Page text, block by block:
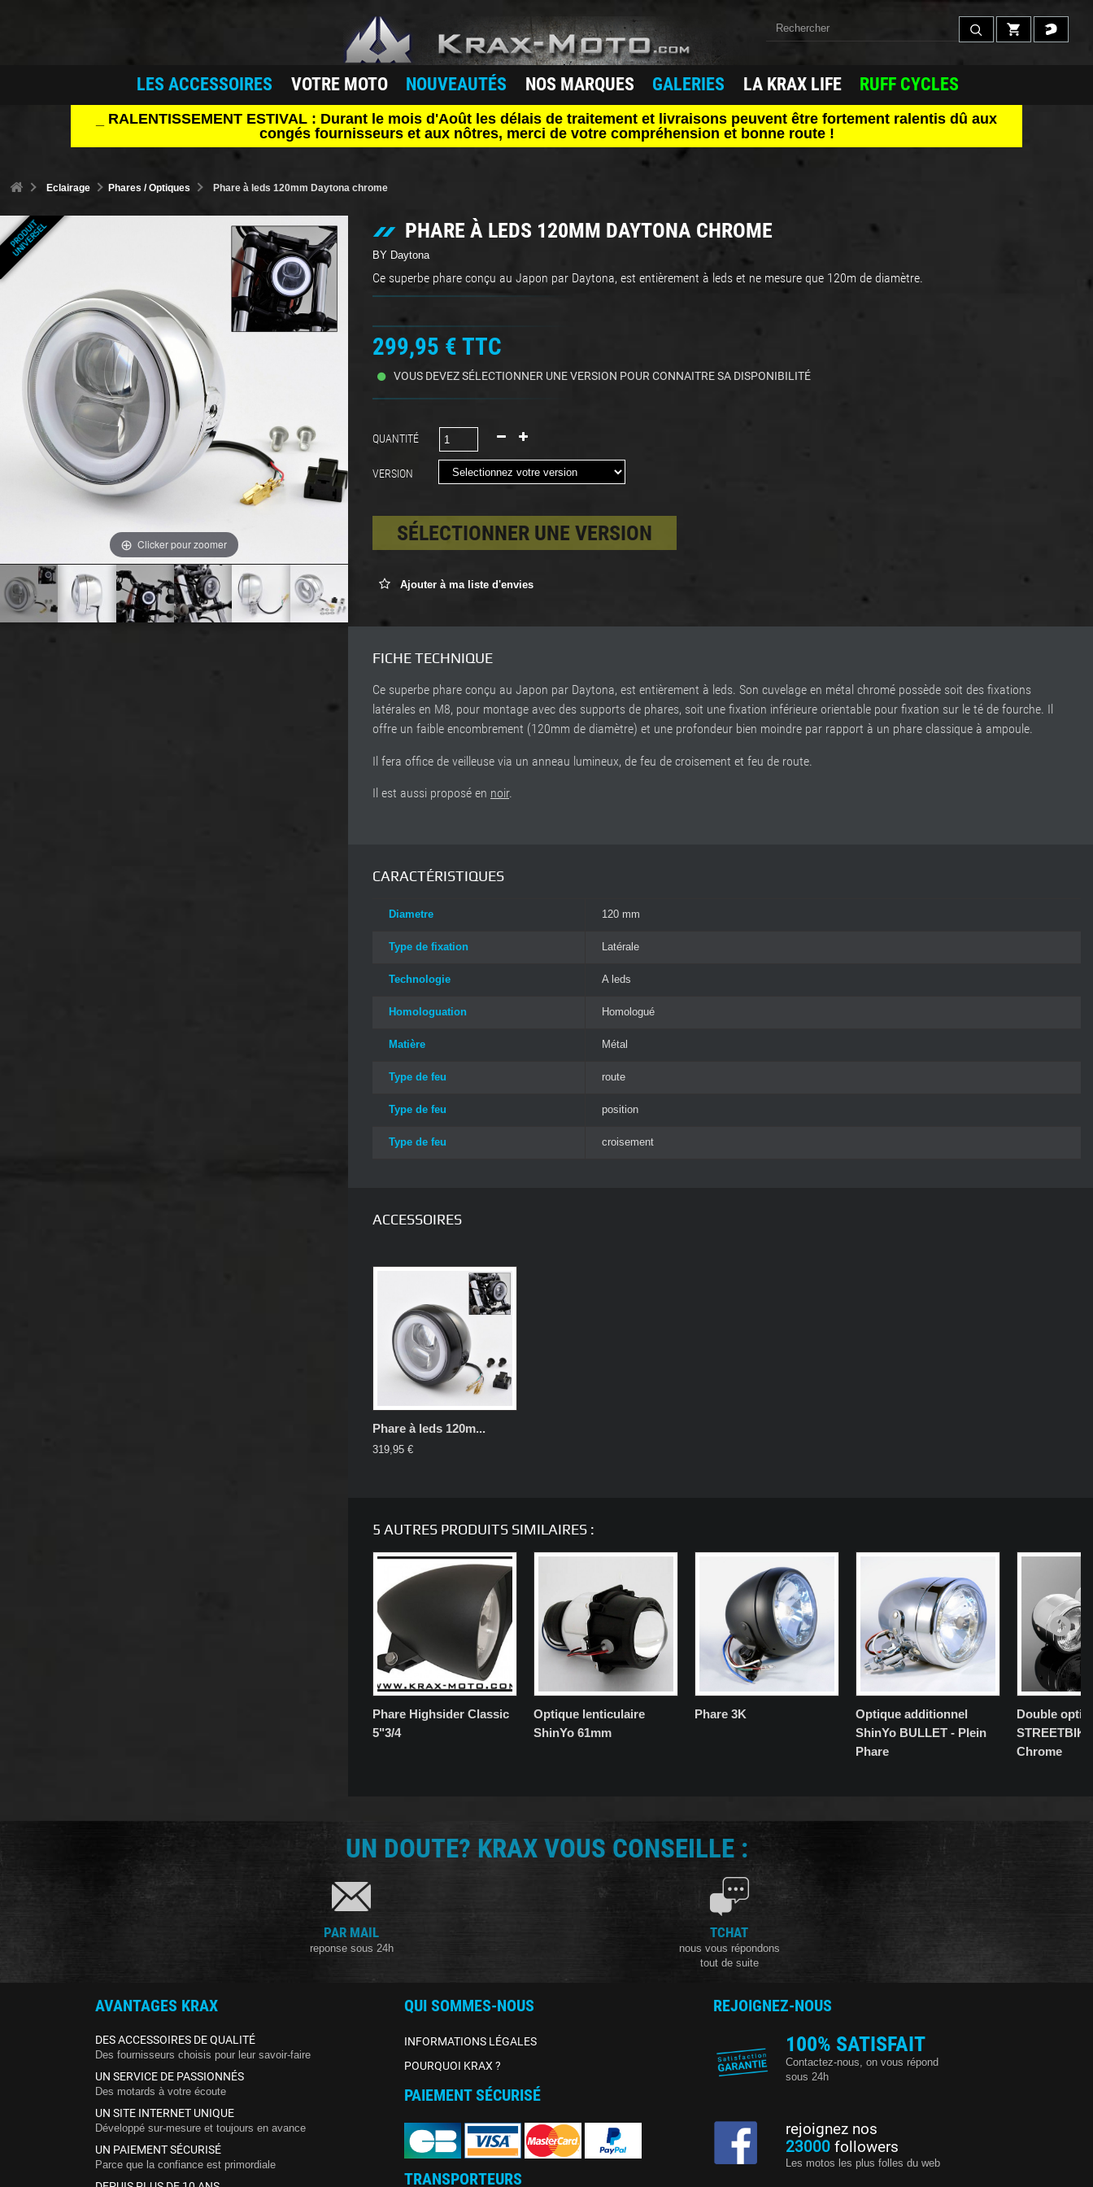
LES ACCESSOIRES VOTRE MOTO NOUVEAUTÉS NOS MARQUES GALERIES LA KRAX LIFE RUFF CYCLES
_ RALENTISSEMENT ESTIVAL : Durant le mois d'Août les délais de traitement et livraisons peuvent être fortement ralentis dû aux
congés fournisseurs et aux nôtres, merci de votre compréhension et bonne route !
Eclairage Phares / Optiques Phare à leds 120mm Daytona chrome
P
R
O
D
U
I
T
U
N
I
V
E
R
S
E
L
Clicker pour zoomer
PHARE À LEDS 120MM DAYTONA CHROME
BY Daytona
Ce superbe phare conçu au Japon par Daytona, est entièrement à leds et ne mesure que 120m de diamètre.
299,95 € TTC
VOUS DEVEZ SÉLECTIONNER UNE VERSION POUR CONNAITRE SA DISPONIBILITÉ
QUANTITÉ
SÉLECTIONNER UNE VERSION
Ajouter à ma liste d'envies
FICHE TECHNIQUE
Ce superbe phare conçu au Japon par Daytona, est entièrement à leds. Son cuvelage en métal chromé possède soit des fixations
latérales en M8, pour montage avec des supports de phares, soit une fixation inférieure orientable pour fixation sur le té de fourche. Il
offre un faible encombrement (120mm de diamètre) et une profondeur bien moindre par rapport à un phare classique à ampoule.
Il fera office de veilleuse via un anneau lumineux, de feu de croisement et feu de route.
Il est aussi proposé en noir.
CARACTÉRISTIQUES
Diametre 120 mm
Type de fixation Latérale
Technologie A leds
Homologuation Homologué
Matière Métal
Type de feu route
Type de feu position
Type de feu croisement
ACCESSOIRES
Phare à leds 120m...
319,95 €
5 AUTRES PRODUITS SIMILAIRES :
Phare Highsider Classic
5"3/4
Optique lenticulaire
ShinYo 61mm
Phare 3K
Optique additionnel
ShinYo BULLET - Plein
Phare
Double
Chrome
UN DOUTE? KRAX VOUS CONSEILLE :
PAR MAIL
reponse sous 24h
TCHAT
nous vous répondons
tout de suite
AVANTAGES KRAX
DES ACCESSOIRES DE QUALITÉ
Des fournisseurs choisis pour leur savoir-faire
UN SERVICE DE PASSIONNÉS
Des motards à votre écoute
UN SITE INTERNET UNIQUE
Développé sur-mesure et toujours en avance
UN PAIEMENT SÉCURISÉ
Parce que la confiance est primordiale
QUI SOMMES-NOUS
INFORMATIONS LÉGALES
POURQUOI KRAX ?
PAIEMENT SÉCURISÉ
TRANSPORTEURS
REJOIGNEZ-NOUS
100% SATISFAIT
Contactez-nous, on vous répond
sous 24h
rejoignez nos
23000followers
Les motos les plus folles du web